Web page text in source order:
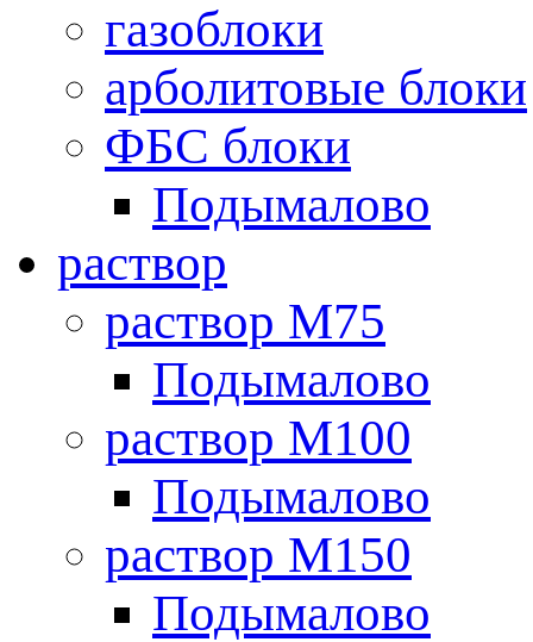
газоблоки
арболитовые блоки
ФБС блоки
Подымалово
раствор
раствор М75
Подымалово
раствор М100
Подымалово
раствор М150
Подымалово